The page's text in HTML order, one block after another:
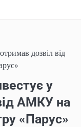
дозвіл від
у
АМКУ на
«Парус»